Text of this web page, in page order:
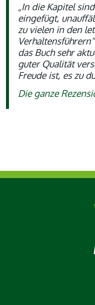
„In die Kapitel
eingefügt,
zu vielen in den
das Buch sehr
guter Qualität
Freude ist, es zu
Die ganze